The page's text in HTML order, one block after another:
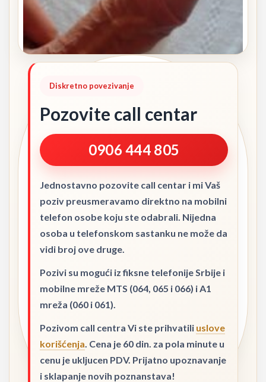
Diskretno povezivanje
Pozovite call centar
0906 444 805
Jednostavno pozovite call centar i mi Vaš
poziv preusmeravamo direktno na mobilni
telefon osobe koju ste odabrali. Nijedna
osoba u telefonskom sastanku ne može da
vidi broj ove druge.
Pozivi su mogući iz fiksne telefonije Srbije i
mobilne mreže MTS (064, 065 i 066) i A1
mreža (060 i 061).
Pozivom call centra Vi ste prihvatili uslove
korišćenja. Cena je 60 din. za pola minute u
cenu je ukljucen PDV. Prijatno upoznavanje
i sklapanje novih poznanstava!